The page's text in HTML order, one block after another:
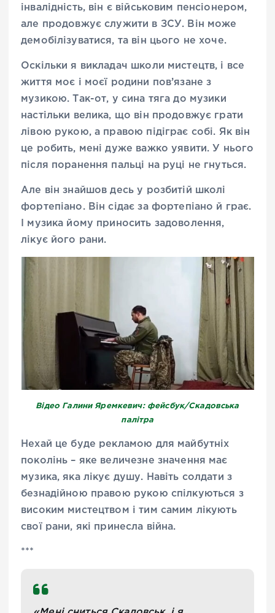
інвалідність, він є військовим пенсіонером,
але продовжує служити в ЗСУ. Він може
демобілізуватися, та він цього не хоче.
Оскільки я викладач школи мистецтв, і все
життя моє і моєї родини пов’язане з
музикою. Так-от, у сина тяга до музики
настільки велика, що він продовжує грати
лівою рукою, а правою підіграє собі. Як він
це робить, мені дуже важко уявити. У нього
після поранення пальці на руці не гнуться.
Але він знайшов десь у розбитій школі
фортепіано. Він сідає за фортепіано й грає.
І музика йому приносить задоволення,
лікує його рани.
Відео Галини Яремкевич: фейсбук/Скадовська
палітра
Нехай це буде рекламою для майбутніх
поколінь – яке величезне значення має
музика, яка лікує душу. Навіть солдати з
безнадійною правою рукою спілкуються з
високим мистецтвом і тим самим лікують
свої рани, які принесла війна.
***